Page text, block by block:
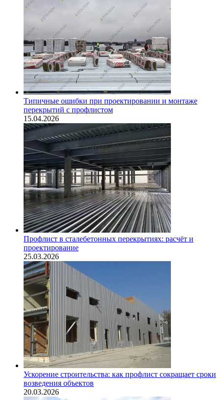
Типичные ошибки при проектировании и монтаже
перекрытий с профлистом
15.04.2026
Профлист в сталебетонных перекрытиях: расчёт и
проектирование
25.03.2026
Ускорение строительства: как профлист сокращает сроки
возведения объектов
20.03.2026